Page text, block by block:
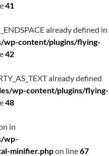
41
already defined in
content/plugins/flying-
42
already defined
wp-content/plugins/flying-
48
in
wp-
minifier.phpon line67